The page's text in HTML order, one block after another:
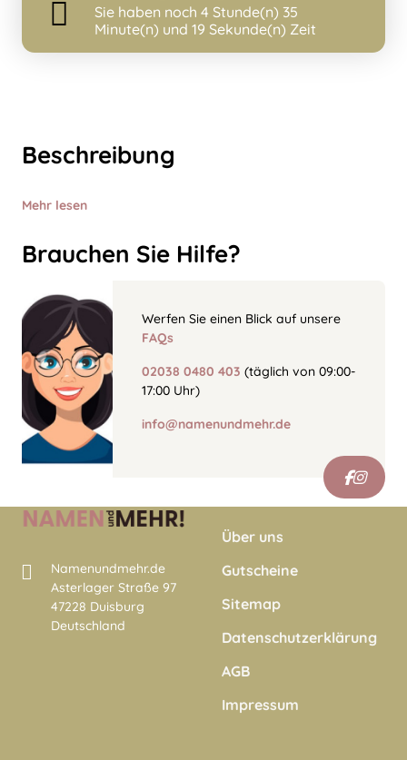
Beschreibung
Mehr lesen
Brauchen Sie Hilfe?
Werfen Sie einen Blick auf unsere
FAQs
02038 0480 403 (täglich von 09:00-
17:00 Uhr)
info@namenundmehr.de
Sie haben noch 4 Stunde(n) 35
Minute(n) und 19 Sekunde(n) Zeit
Namenundmehr.de
Asterlager Straße 97
47228 Duisburg
Deutschland
Über uns
Gutscheine
Sitemap
Datenschutzerklärung
AGB
Impressum